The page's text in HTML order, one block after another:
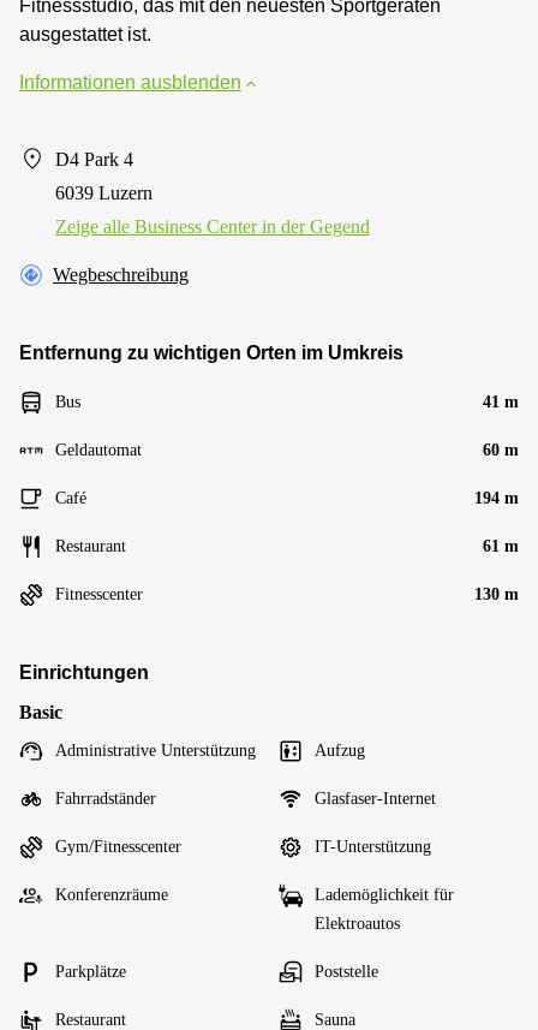
Fitnessstudio, das mit den neuesten Sportgeräten
ausgestattet ist.
Informationen ausblenden
D4 Park 4
6039 Luzern
Zeige alle Business Center in der Gegend
Wegbeschreibung
Entfernung zu wichtigen Orten im Umkreis
Bus 41 m
Geldautomat 60 m
Café 194 m
Restaurant 61 m
Fitnesscenter 130 m
Einrichtungen
Basic
Administrative Unterstützung Aufzug
Fahrradständer Glasfaser-Internet
Gym/Fitnesscenter IT-Unterstützung
Konferenzräume
Lademöglichkeit für
Elektroautos
Parkplätze Poststelle
Restaurant Sauna